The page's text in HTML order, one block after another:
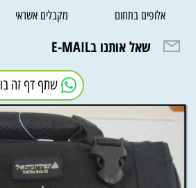
אלופים בתחום מקבלים אשראי
שאל אותנו בE-MAIL
שתף דף זה